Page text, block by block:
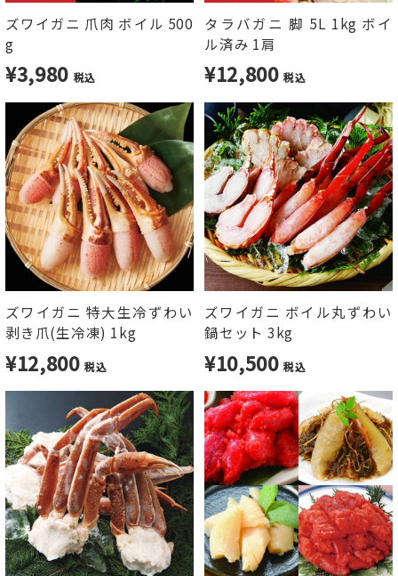
ズワイガニ 爪肉 ボイル 500
g
¥3,980 税込
タラバガニ 脚 5L 1kg ボイ
ル済み 1肩
¥12,800税込
ズワイガニ 特大生冷ずわい
剥き爪(生冷凍) 1kg
¥12,800税込
ズワイガニ ボイル丸ずわい
鍋セット 3kg
¥10,500税込